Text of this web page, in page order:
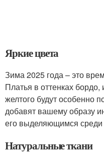
Яркие цвета
Зима 2025 года – это
Платья в оттенках бордо,
желтого будут особенно
добавят вашему образу
его выделяющимся
Натуральные ткани